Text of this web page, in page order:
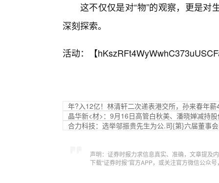
这不仅仅是对“物”的观察，更是
深刻探索。
活动：【
年?入12亿！林清轩二次递表港交所，孙来春年薪
晶华新<材>：9月16日高管白秋美、潘晓婵减持
合力科技：选举邬振贵先生为公.司{第}六届董事
声明：证券时报力求信息真实、准确，文章提及
下载“证券时报”官方APP，或关注官方微信公众